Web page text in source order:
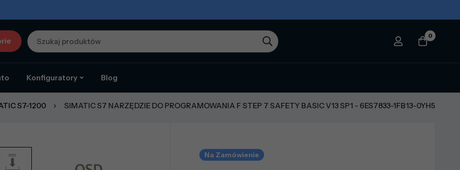
0
Konfiguratory Blog
S7-1200 SIMATIC S7 NARZĘDZIE DO PROGRAMOWANIA F STEP 7 SAFETY BASIC V13 SP1 - 6ES7833-1FB13-0YH5
Na Zamówienie